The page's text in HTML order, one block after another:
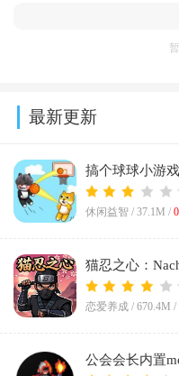
最新更新
搞个球球小游
休闲益智 / 37.1M /
猫忍之心：
恋爱养成 / 670.4M /
公会会长内置